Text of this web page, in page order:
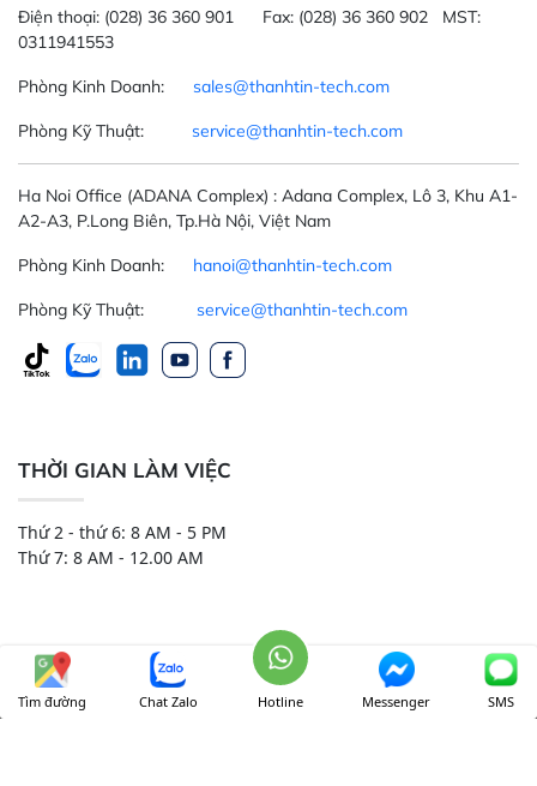
Điện thoại: (028) 36 360 901 Fax: (028) 36 360 902 MST:
0311941553
Phòng Kinh Doanh: sales@thanhtin-tech.com
Phòng Kỹ Thuật: service@thanhtin-tech.com
Ha Noi Office (ADANA Complex) : Adana Complex, Lô 3, Khu A1-
A2-A3, P.Long Biên, Tp.Hà Nội, Việt Nam
Phòng Kinh Doanh: hanoi@thanhtin-tech.com
Phòng Kỹ Thuật: service@thanhtin-tech.com
THỜI GIAN LÀM VIỆC
Thứ 2 - thứ 6: 8 AM - 5 PM
Thứ 7: 8 AM - 12.00 AM
CÔNG TY TNHH THIẾT BỊ VÀ HÓA CHẤT THÀNH TÍN
Tìm đường Chat Zalo Hotline Messenger SMS